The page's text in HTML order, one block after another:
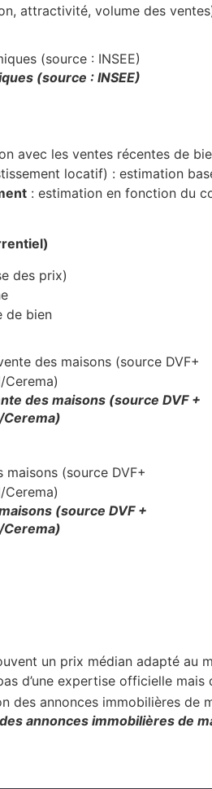
attractivité, volume des
(source : INSEE)
avec les ventes récentes de
locatif) : estimation
: estimation en fonction du
des prix)
de bien
des maisons (source DVF +
Cerema)
(source DVF +
Cerema)
un prix médian adapté au
d’une expertise officielle
annonces immobilières de